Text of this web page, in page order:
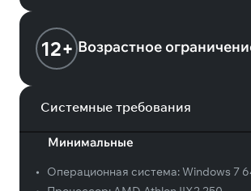
12+ Возрастное
Системные требования
Минимальные
• Операционная система:Windows 7